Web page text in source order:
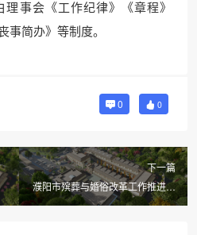
事会《工作纪律》《章程》
事简办》等制度。
0 0
下一篇
濮阳市殡葬与婚俗改革工作推进会
召开副市长黄守玺出席会议并讲话